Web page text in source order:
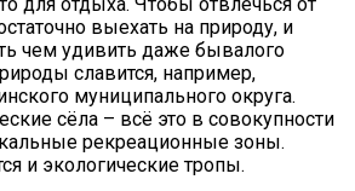
выехать на природу, и
чем удивить даже бывалого
славится, например,
муниципального округа.
сёла – всё это в совокупности
рекреационные зоны.
и экологические тропы.